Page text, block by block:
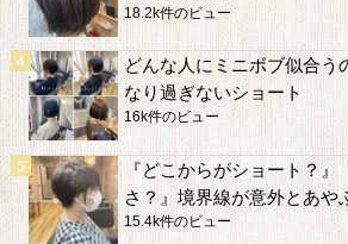
18.2k件のビュー
どんな人にミニボブ似合う
なり過ぎないショート
16k件のビュー
『どこからがショート？
さ？』境界線が意外とあや
15.4k件のビュー